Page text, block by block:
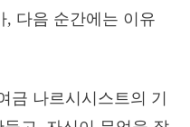
, 다음 순간에는 이유
금 나르시시스트의 기